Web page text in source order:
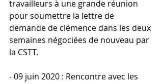
travailleurs à une grande réunion
pour soumettre la lettre de
demande de clémence dans les deux
semaines négociées de nouveau par
la CSTT.
- 09 juin 2020 : Rencontre avec les